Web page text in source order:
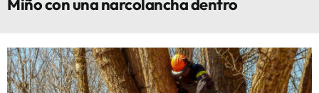
Miño con una narcolancha dentro